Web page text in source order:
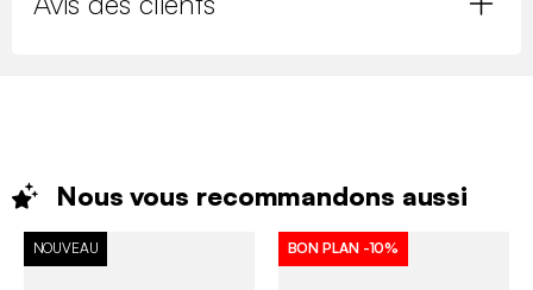
Nous vous recommandons aussi
NOUVEAU BON PLAN -10%